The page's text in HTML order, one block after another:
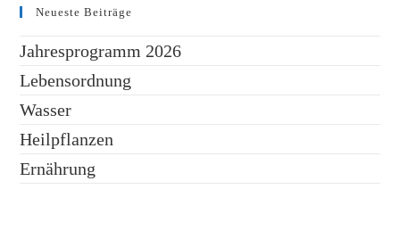
Neueste Beiträge
Jahresprogramm 2026
Lebensordnung
Wasser
Heilpflanzen
Ernährung